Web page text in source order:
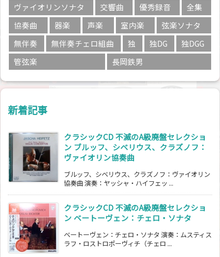
ヴァイオリンソナタ
交響曲 優秀録音
全集
協奏曲
器楽 声楽 室内楽
弦楽ソナタ
無伴奏
無伴奏チェロ組曲 独 独DG
独DGG
管弦楽
長岡鉄男
新着記事
クラシックCD 不滅のA級廃盤セレクショ
ン ブルッフ、シベリウス、クラズノフ：
ヴァイオリン協奏曲
ブルッフ、シベリウス、クラズノフ：ヴァイオリン
協奏曲 演奏：ヤッシャ・ハイフェッ ...
クラシックCD 不滅のA級廃盤セレクショ
ン ベートーヴェン：チェロ・ソナタ
ベートーヴェン：チェロ・ソナタ 演奏：ムスティス
ラフ・ロストロポーヴィチ（チェロ ...